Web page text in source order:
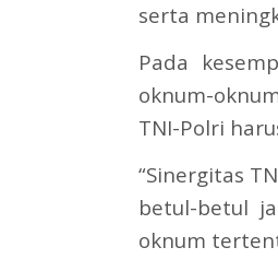
serta
Pada
oknum-
TNI-Polri
“Sinergitas
betul-betul
oknum